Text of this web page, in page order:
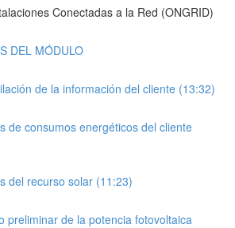
Conectadas a la Red (ONGRID)
DEL MÓDULO
de la información del cliente (13:32)
de consumos energéticos del cliente
del recurso solar (11:23)
preliminar de la potencia fotovoltaica